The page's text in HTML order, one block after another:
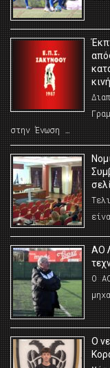
στην Ένωση …
ΑΟ
Ο
O